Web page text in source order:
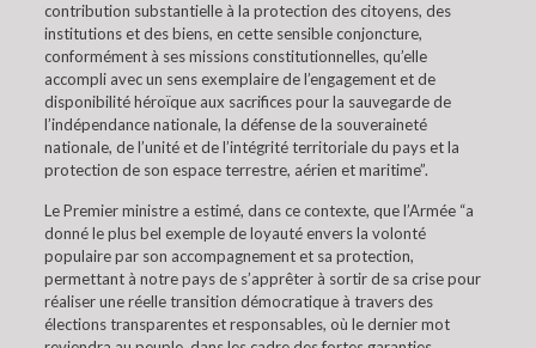
contribution substantielle à la protection des citoyens, des
institutions et des biens, en cette sensible conjoncture,
conformément à ses missions constitutionnelles, qu’elle
accompli avec un sens exemplaire de l’engagement et de
disponibilité héroïque aux sacrifices pour la sauvegarde de
l’indépendance nationale, la défense de la souveraineté
nationale, de l’unité et de l’intégrité territoriale du pays et la
protection de son espace terrestre, aérien et maritime”.
Le Premier ministre a estimé, dans ce contexte, que l’Armée “a
donné le plus bel exemple de loyauté envers la volonté
populaire par son accompagnement et sa protection,
permettant à notre pays de s’apprêter à sortir de sa crise pour
réaliser une réelle transition démocratique à travers des
élections transparentes et responsables, où le dernier mot